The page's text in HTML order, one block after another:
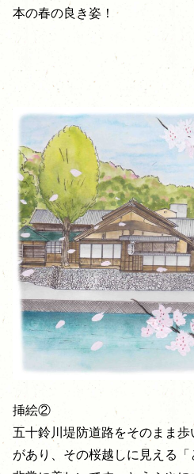
本の春の良き姿！
挿絵②
五十鈴川堤防道路をそのまま
があり、その桜越しに見える